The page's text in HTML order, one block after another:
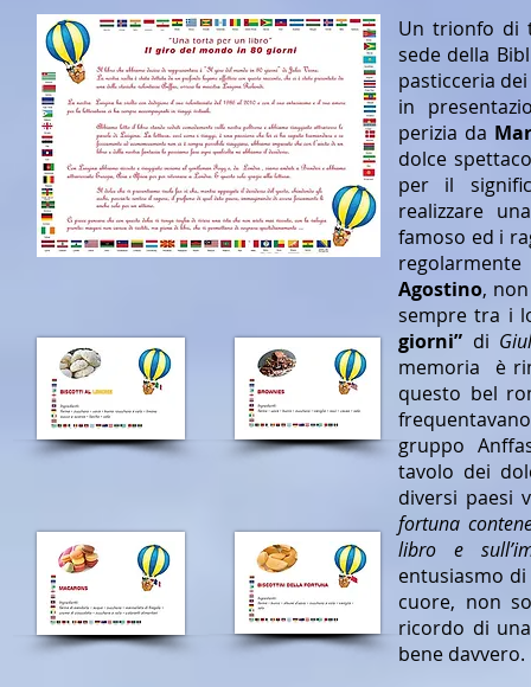
Un trionfo di
sede della
pasticceria
in
perizia da
dolce
per il
realizzare
famoso ed i
Agostino,
sempre tra i
giorni” di
memoria è
questo bel
gruppo
tavolo dei
diversi paesi
fortuna
libro e
entusiasmo di
cuore, non
ricordo di
bene davvero.